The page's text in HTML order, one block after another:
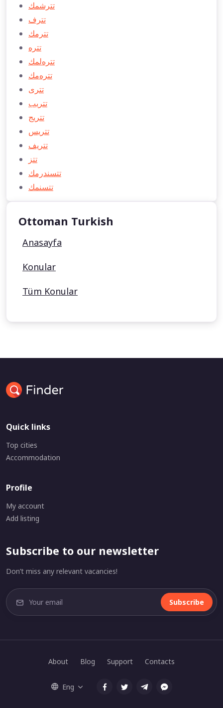
تترشمك
تترف
تترمك
تتره
تتره‌لمك
تتره‌مك
تتری
تتريب
تتریج
تتريس
تتريف
تتز
تتسندرمك
تتسنمك
Ottoman Turkish
Anasayfa
Konular
Tüm Konular
Quick links
Top cities
Accommodation
Profile
My account
Add listing
Subscribe to our newsletter
Don’t miss any relevant vacancies!
Subscribe
About Blog Support Contacts
Eng